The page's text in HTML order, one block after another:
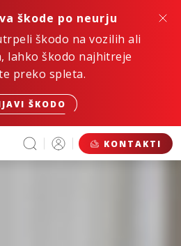
škode po neurju
škodo na vozilih ali
lahko škodo najhitreje
preko spleta.
ŠKODO
KONTAKTI